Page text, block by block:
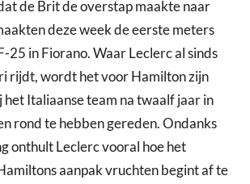
de Brit de overstap maakte naar
deze week de eerste meters
25 in Fiorano. Waar Leclerc al sinds
rijdt, wordt het voor Hamilton zijn
het Italiaanse team na twaalf jaar in
rond te hebben gereden. Ondanks
onthult Leclerc vooral hoe het
aanpak vruchten begint af te